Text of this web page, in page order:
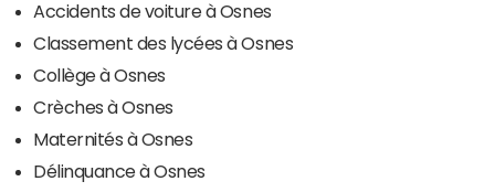
Accidents de voiture à Osnes
Classement des lycées à Osnes
Collège à Osnes
Crèches à Osnes
Maternités à Osnes
Délinquance à Osnes